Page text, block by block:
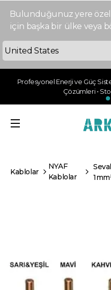
Bulunduğunuz yere
için başka bir ülke veya
Profesyonel Enerji ve Güç
Çözümleri •
Kablolar
NYAF
Kablolar